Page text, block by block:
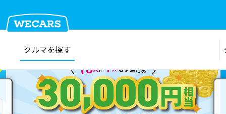
在庫検索
クルマを探す
クルマを探す